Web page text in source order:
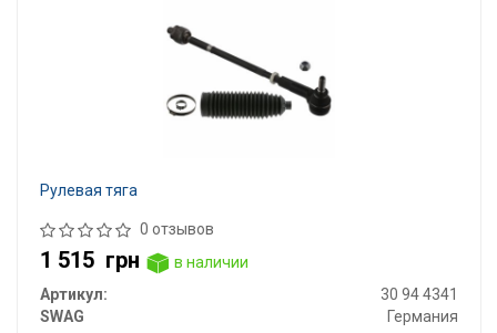
Рулевая тяга
0 отзывов
1 515 грн
в наличии
Артикул:
30 94 4341
SWAG
Германия